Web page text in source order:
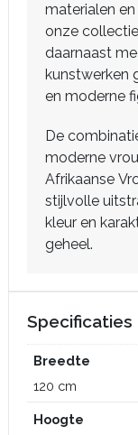
materialen
onze collectie
daarnaast
kunstwerken
en moderne
De
moderne
Afrikaanse
stijlvolle
kleur en
geheel.
Specificaties
Breedte
120 cm
Hoogte